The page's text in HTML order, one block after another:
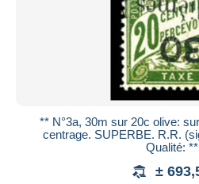
** N°3a, 30m sur 20c olive:
centrage. SUPERBE. R.R.
Qualité:
±